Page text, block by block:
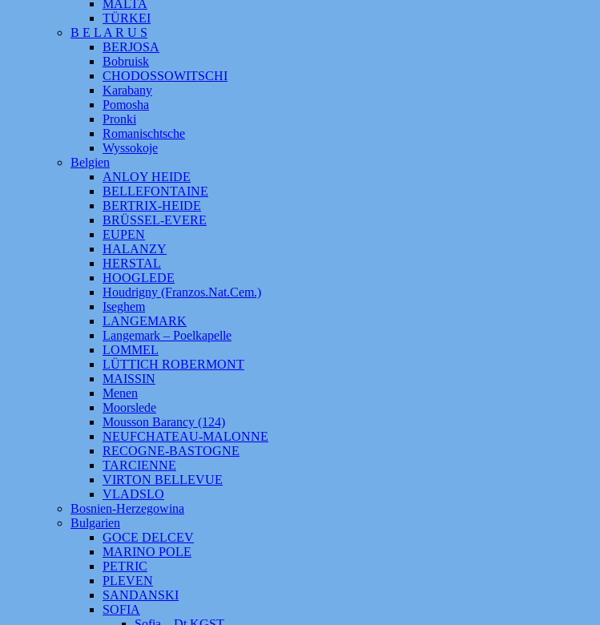
MALTA
TÜRKEI
B E L A R U S
BERJOSA
Bobruisk
CHODOSSOWITSCHI
Karabany
Pomosha
Pronki
Romanischtsche
Wyssokoje
Belgien
ANLOY HEIDE
BELLEFONTAINE
BERTRIX-HEIDE
BRÜSSEL-EVERE
EUPEN
HALANZY
HERSTAL
HOOGLEDE
Houdrigny (Franzos.Nat.Cem.)
Iseghem
LANGEMARK
Langemark – Poelkapelle
LOMMEL
LÜTTICH ROBERMONT
MAISSIN
Menen
Moorslede
Mousson Barancy (124)
NEUFCHATEAU-MALONNE
RECOGNE-BASTOGNE
TARCIENNE
VIRTON BELLEVUE
VLADSLO
Bosnien-Herzegowina
Bulgarien
GOCE DELCEV
MARINO POLE
PETRIC
PLEVEN
SANDANSKI
SOFIA